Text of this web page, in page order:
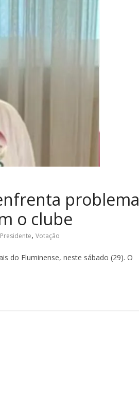
problema
o clube
Presidente, Votação
do Fluminense, neste sábado (29). O